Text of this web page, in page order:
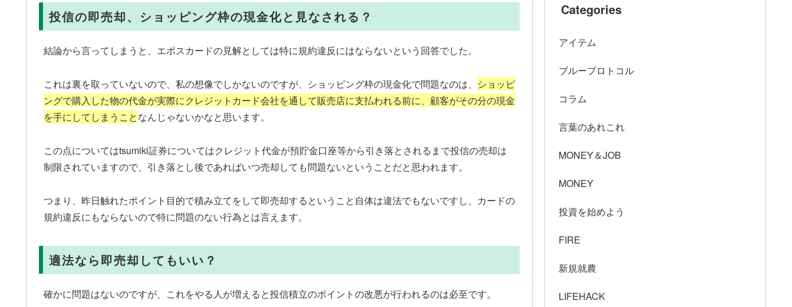
投信の即売却、ショッピング枠の現金化と見なされる？
結論から言ってしまうと、エポスカードの見解としては特に規約違反にはならないという回答でした。
これは裏を取っていないので、私の想像でしかないのですが、ショッピング枠の現金化で問題なのは、 ショッピ
ングで購入した物の代金が実際にクレジットカード会社を通して販売店に支払われる前に、顧客がその分の現金
を手にしてしまうことなんじゃないかなと思います。
この点についてはtsumiki証券についてはクレジット代金が預貯金口座等から引き落とされるまで投信の売却は
制限されていますので、引き落とし後であればいつ売却しても問題ないということだと思われます。
つまり、昨日触れたポイント目的で積み立てをして即売却するということ自体は違法でもないですし、カードの
規約違反にもならないので特に問題のない行為とは言えます。
適法なら即売却してもいい？
確かに問題はないのですが、これをやる人が増えると投信積立のポイントの改悪が行われるのは必至です。
Categories
アイテム
ブループロトコル
コラム
言葉のあれこれ
MONEY＆JOB
MONEY
投資を始めよう
FIRE
新規就農
LIFEHACK